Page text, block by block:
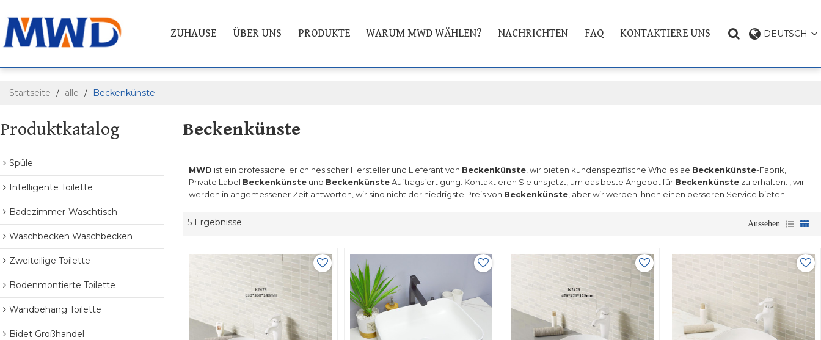
ZUHAUSE ÜBER UNS PRODUKTE WARUM MWD WÄHLEN? NACHRICHTEN FAQ
KONTAKTIERE UNS
DEUTSCH
Startseite / alle / Beckenkünste
Produktkatalog
Spüle
Intelligente Toilette
Badezimmer-Waschtisch
Waschbecken Waschbecken
Zweiteilige Toilette
Bodenmontierte Toilette
Wandbehang Toilette
Bidet Großhandel
Beckenkünste
MWD ist ein professioneller chinesischer Hersteller und Lieferant von Beckenkünste, wir bieten kundenspezifische Wholeslae Beckenkünste-Fabrik,
Private Label Beckenkünsteund BeckenkünsteAuftragsfertigung. Kontaktieren Sie uns jetzt, um das beste Angebot für Beckenkünstezu erhalten. , wir
werden in angemessener Zeit antworten, wir sind nicht der niedrigste Preis von Beckenkünste, aber wir werden Ihnen einen besseren Service bieten.
5 Ergebnisse Aussehen